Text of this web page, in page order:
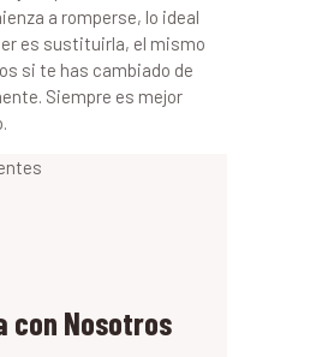
a romperse, lo ideal
es sustituirla, el mismo
si te has cambiado de
Siempre es mejor
con Nosotros